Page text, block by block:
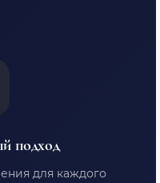
подход
для каждого